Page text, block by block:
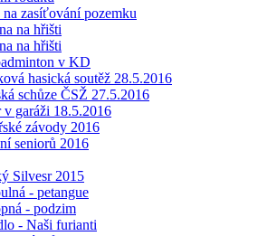
na zasíťování pozemku
na hřišti
na hřišti
v KD
hasická soutěž 28.5.2016
schůze ČSŽ 27.5.2016
v garáži 18.5.2016
závody 2016
seniorů 2016
Silvesr 2015
- petangue
- podzim
- Naši furianti